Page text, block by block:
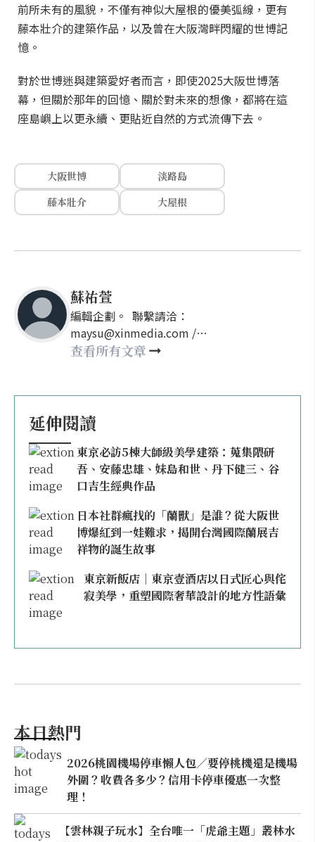
前所未有的風貌，不僅有神似大屋根的優美弧線，更有
藤本壯介的建築作品，以及曾在大阪灣畔閃耀的世博記
憶。
對於世博迷與建築愛好者而言，即使2025大阪世博落
幕，但關於那年的回憶、關於對未來的想像，都將在這
座島嶼上以更永續、更貼近自然的方式流傳下去。
大阪世博
淡路島
藤本壯介
大屋根
蘇祐萱
編輯企劃。 聯繫請洽：
maysu@xinmedia.com /
may860527@gmail.com
查看所有文章
延伸閱讀
東京必訪5棟大師級美學建築：蒐集隈研
吾、安藤忠雄、妹島和世、丹下健三、谷
口吉生經典作品
日本社群瘋找的「蘭獸」是誰？從大阪世
博爆紅到一娃難求，揭開台灣國際蘭展吉
祥物的誕生故事
東京新飯店｜東京壹酒店以日式匠心與侘
寂美學，重塑國際奢華設計的地方性語彙
本日熱門
2026桃園機場停車懶人包／要停桃機還是機場
外圍？收費各多少？信用卡停車優惠一次整
理！
【雲林親子玩水】全台唯一「虎爺主題」叢林水